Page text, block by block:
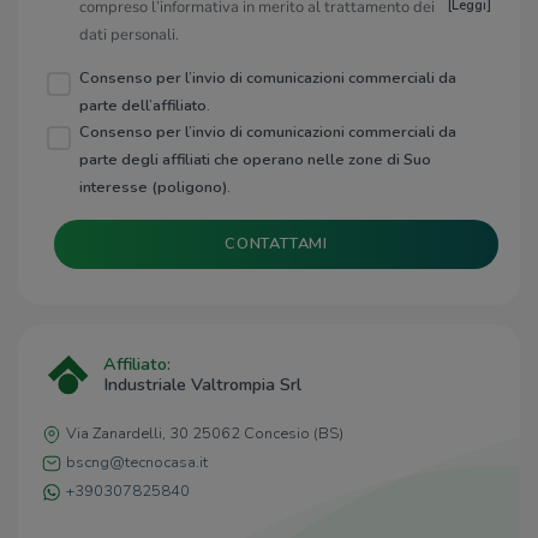
compreso l’informativa in merito al trattamento dei
dati personali.
[Leggi]
Consenso per l’invio di comunicazioni commerciali da
parte dell’affiliato.
Consenso per l’invio di comunicazioni commerciali da
parte degli affiliati che operano nelle zone di Suo
interesse (poligono).
CONTATTAMI
Affiliato:
Industriale Valtrompia Srl
Via Zanardelli, 30 25062 Concesio (BS)
bscng@tecnocasa.it
+390307825840